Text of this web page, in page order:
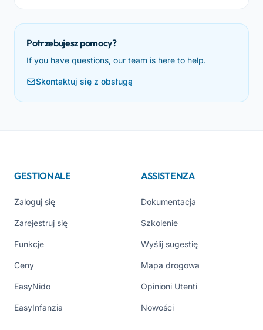
Potrzebujesz pomocy?
If you have questions, our team is here to help.
Skontaktuj się z obsługą
GESTIONALE
Zaloguj się
Zarejestruj się
Funkcje
Ceny
EasyNido
EasyInfanzia
ASSISTENZA
Dokumentacja
Szkolenie
Wyślij sugestię
Mapa drogowa
Opinioni Utenti
Nowości